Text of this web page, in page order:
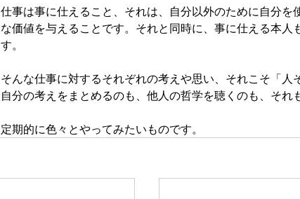
仕事は事に仕えること、それは、自分以外のために自分を
な価値を与えることです。それと同時に、事に仕える本人
す。
そんな仕事に対するそれぞれの考えや思い、それこそ「人
自分の考えをまとめるのも、他人の哲学を聴くのも、それ
定期的に色々とやってみたいものです。